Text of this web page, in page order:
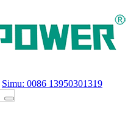
Simu: 0086 13950301319